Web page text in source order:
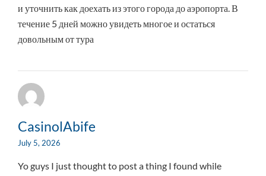
и уточнить как доехать из этого города до аэропорта. В
течение 5 дней можно увидеть многое и остаться
довольным от тура
CasinolAbife
July 5, 2026
Yo guys I just thought to post a thing I found while